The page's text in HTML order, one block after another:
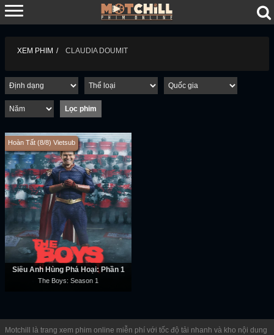
XEM PHIM CLAUDIA DOUMIT
Hoàn Tất (8/8) Vietsub
Siêu Anh Hùng Phá Hoại: Phần 1
The Boys: Season 1
Motchill là trang xem phim online miễn phí với tốc độ tải nhanh và kho nội dung